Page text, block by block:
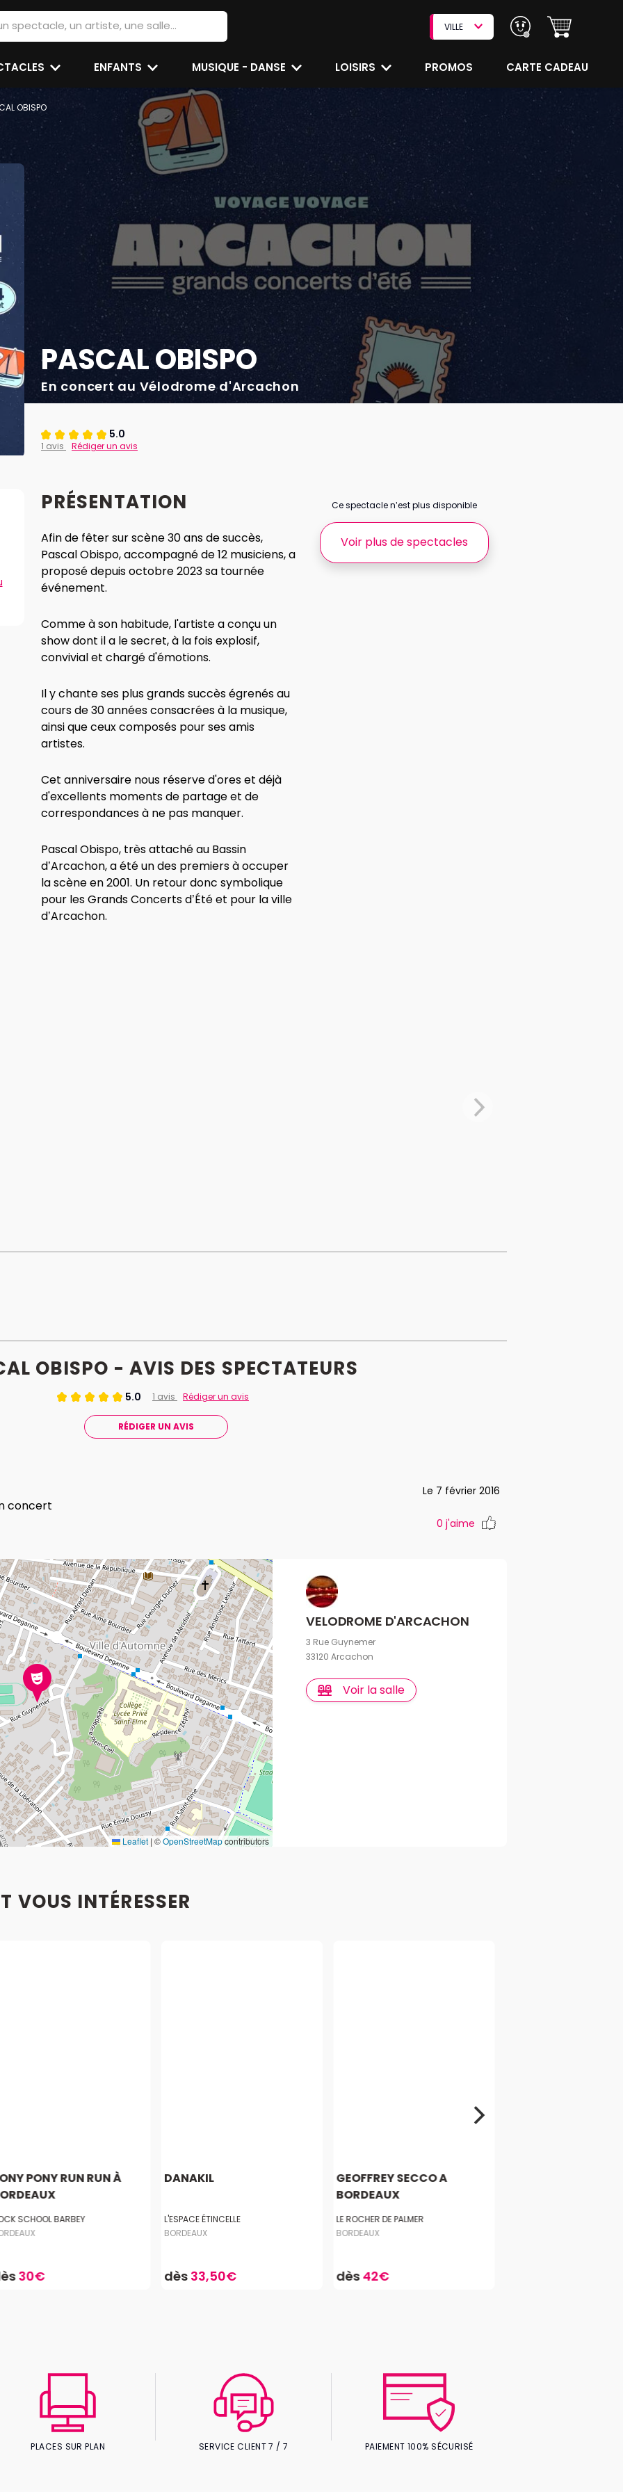
VILLE
ENFANTS MUSIQUE - DANSE LOISIRS PROMOS CARTE CADEAU
OBISPO
PASCAL OBISPO
En concert au Vélodrome d'Arcachon
5.0
1 avis Rédiger un avis
PRÉSENTATION
Afin de fêter sur scène 30 ans de succès,
Pascal Obispo, accompagné de 12 musiciens, a
proposé depuis octobre 2023 sa tournée
événement.
Comme à son habitude, l'artiste a conçu un
show dont il a le secret, à la fois explosif,
convivial et chargé d'émotions.
Il y chante ses plus grands succès égrenés au
cours de 30 années consacrées à la musique,
ainsi que ceux composés pour ses amis
artistes.
Cet anniversaire nous réserve d'ores et déjà
d'excellents moments de partage et de
correspondances à ne pas manquer.
Pascal Obispo, très attaché au Bassin
d’Arcachon, a été un des premiers à occuper
la scène en 2001. Un retour donc symbolique
pour les Grands Concerts d’Été et pour la ville
d’Arcachon.
Ce spectacle n’est plus disponible
Voir plus de spectacles
OBISPO - AVIS DES SPECTATEURS
5.0 1 avis Rédiger un avis
RÉDIGER UN AVIS
Le 7 février 2016
concert
0 j'aime
Leaflet | ©OpenStreetMapcontributors
VELODROME D'ARCACHON
3 Rue Guynemer
33120 Arcachon
Voir la salle
VOUS INTÉRESSER
PONY RUN RUN À
SCHOOL BARBEY
30€
DANAKIL
L'ESPACE ÉTINCELLE
BORDEAUX
dès 33,50€
GEOFFREY SECCO A
BORDEAUX
LE ROCHER DE PALMER
BORDEAUX
dès42€
PLACES SUR PLAN SERVICE CLIENT 7 / 7 PAIEMENT 100% SÉCURISÉ